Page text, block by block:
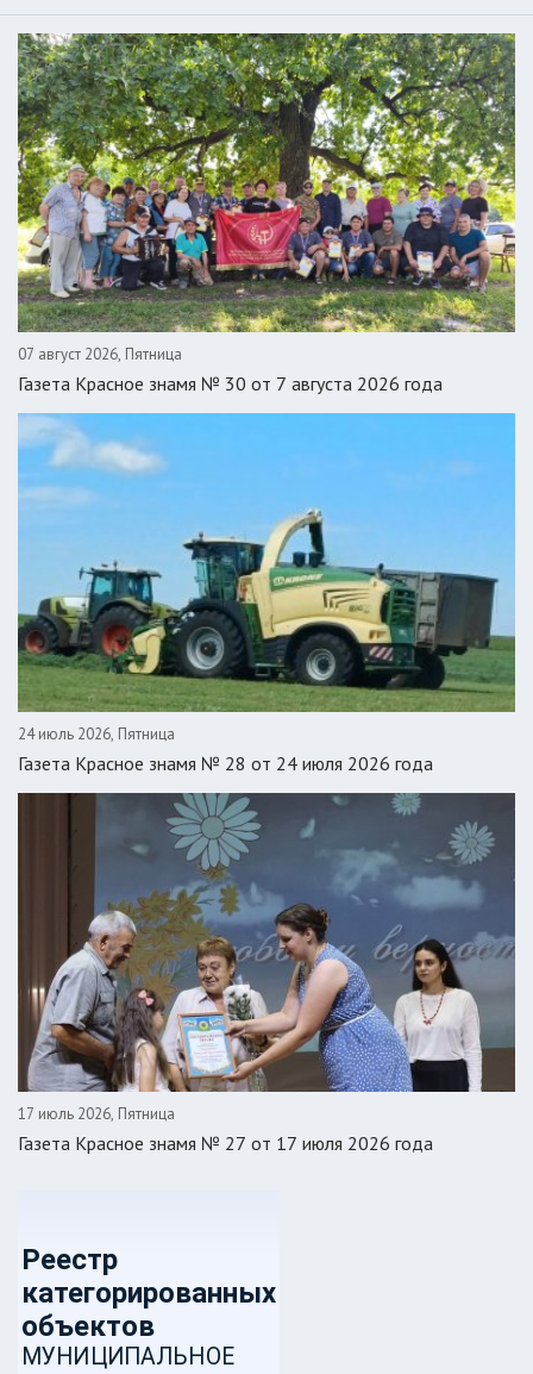
07 август 2026, Пятница
Газета Красное знамя № 30 от 7 августа 2026 года
24 июль 2026, Пятница
Газета Красное знамя № 28 от 24 июля 2026 года
17 июль 2026, Пятница
Газета Красное знамя № 27 от 17 июля 2026 года